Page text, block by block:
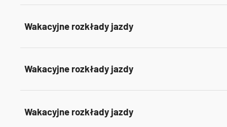
Wakacyjne rozkłady jazdy
Wakacyjne rozkłady jazdy
Wakacyjne rozkłady jazdy